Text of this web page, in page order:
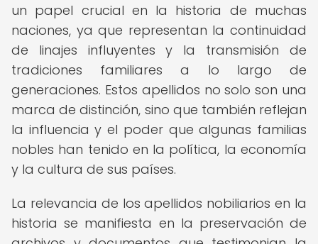
un papel crucial en la historia de muchas
naciones, ya que representan la continuidad
de linajes influyentes y la transmisión de
tradiciones familiares a lo largo de
generaciones. Estos apellidos no solo son una
marca de distinción, sino que también reflejan
la influencia y el poder que algunas familias
nobles han tenido en la política, la economía
y la cultura de sus países.
La relevancia de los apellidos nobiliarios en la
historia se manifiesta en la preservación de